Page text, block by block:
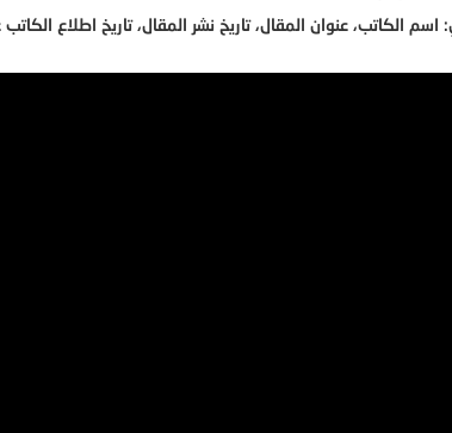
الكاتب، عنوان المقال، تاريخ نشر المقال، تاريخ اطلاع